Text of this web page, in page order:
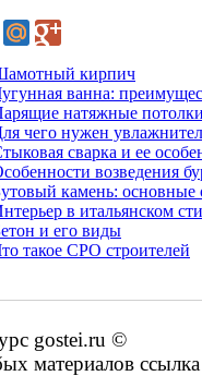
кирпич
ванна:
натяжные потолки
чего нужен
сварка и ее
возведения
камень: основные
в итальянском
и его виды
такое СРО строителей
gostei.ru ©
материалов ссылка